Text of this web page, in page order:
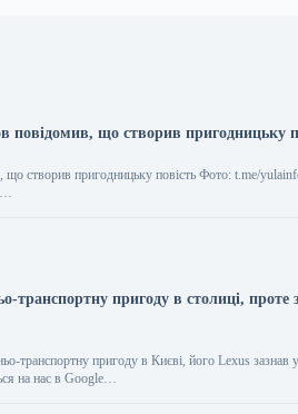
повідомив, що створив пригодницьку
створив пригодницьку повість Фото: t.me/
транспортну пригоду в столиці, проте
транспортну пригоду в Києві, його Lexus зазнав
на нас в Google…